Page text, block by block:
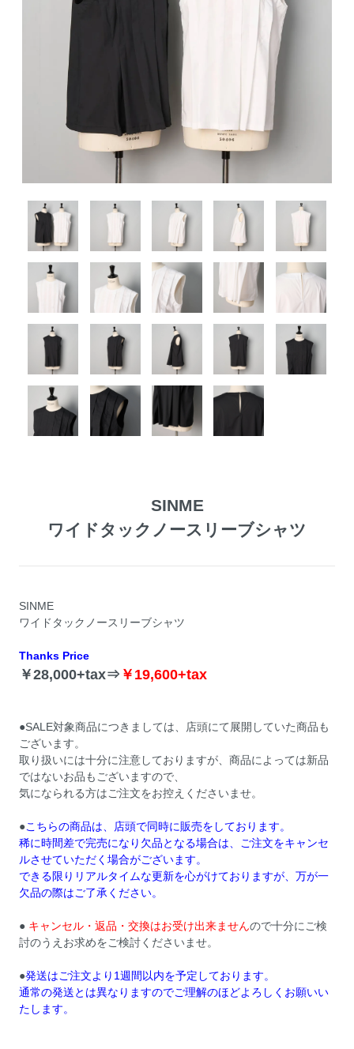
SINME
ワイドタックノースリーブシャツ
SINME
ワイドタックノースリーブシャツ
Thanks Price
￥28,000+tax⇒ ￥19,600+tax
●SALE対象商品につきましては、店頭にて展開していた商品も
ございます。
取り扱いには十分に注意しておりますが、商品によっては新品
ではないお品もございますので、
気になられる方はご注文をお控えくださいませ。
●こちらの商品は、店頭で同時に販売をしております。
稀に時間差で完売になり欠品となる場合は、ご注文をキャンセ
ルさせていただく場合がございます。
できる限りリアルタイムな更新を心がけておりますが、万が一
欠品の際はご了承ください。
● キャンセル・返品・交換はお受け出来ませんので十分にご検
討のうえお求めをご検討くださいませ。
●発送はご注文より1週間以内を予定しております。
通常の発送とは異なりますのでご理解のほどよろしくお願いい
たします。